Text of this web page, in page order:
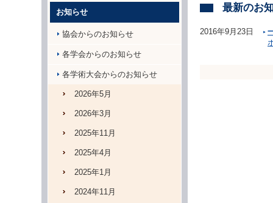
最新のお
2016年9月23日
お知らせ
協会からのお知らせ
各学会からのお知らせ
各学術大会からのお知らせ
2026年5月
2026年3月
2025年11月
2025年4月
2025年1月
2024年11月